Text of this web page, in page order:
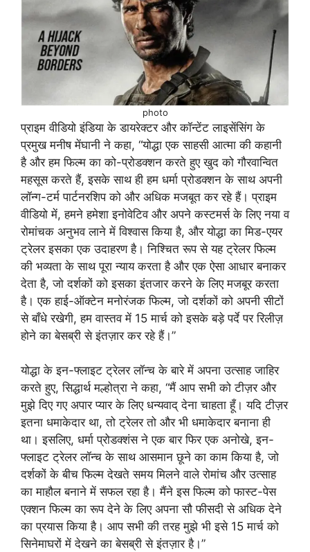
photo
प्राइम वीडियो इंडिया के डायरेक्टर और कॉन्टेंट लाइसेंसिंग के
प्रमुख मनीष मेंघानी ने कहा, “योद्धा एक साहसी आत्मा की कहानी
है और हम फिल्म का को-प्रोडक्शन करते हुए खुद को गौरवान्वित
महसूस करते हैं, इसके साथ ही हम धर्मा प्रोडक्शन के साथ अपनी
लॉन्ग-टर्म पार्टनरशिप को और अधिक मजबूत कर रहे हैं। प्राइम
वीडियो में, हमने हमेशा इनोवेटिव और अपने कस्टमर्स के लिए नया व
रोमांचक अनुभव लाने में विश्वास किया है, और योद्धा का मिड-एयर
ट्रेलर इसका एक उदाहरण है। निश्चित रूप से यह ट्रेलर फिल्म
की भव्यता के साथ पूरा न्याय करता है और एक ऐसा आधार बनाकर
देता है, जो दर्शकों को इसका इंतजार करने के लिए मजबूर करता
है। एक हाई-ऑक्टेन मनोरंजक फिल्म, जो दर्शकों को अपनी सीटों
से बाँधे रखेगी, हम वास्तव में 15 मार्च को इसके बड़े पर्दे पर रिलीज़
होने का बेसब्री से इंतज़ार कर रहे हैं।”
योद्धा के इन-फ्लाइट ट्रेलर लॉन्च के बारे में अपना उत्साह जाहिर
करते हुए, सिद्धार्थ मल्होत्रा ने कहा, “मैं आप सभी को टीज़र और
मुझे दिए गए अपार प्यार के लिए धन्यवाद् देना चाहता हूँ। यदि टीज़र
इतना धमाकेदार था, तो ट्रेलर तो और भी धमाकेदार बनाना ही
था। इसलिए, धर्मा प्रोडक्शंस ने एक बार फिर एक अनोखे, इन-
फ्लाइट ट्रेलर लॉन्च के साथ आसमान छूने का काम किया है, जो
दर्शकों के बीच फिल्म देखते समय मिलने वाले रोमांच और उत्साह
का माहौल बनाने में सफल रहा है। मैंने इस फिल्म को फास्ट-पेस
एक्शन फिल्म का रूप देने के लिए अपना सौ फीसदी से अधिक देने
का प्रयास किया है। आप सभी की तरह मुझे भी इसे 15 मार्च को
सिनेमाघरों में देखने का बेसब्री से इंतज़ार है।”